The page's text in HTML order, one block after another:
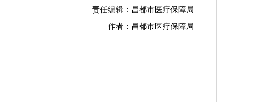
责任编辑：昌都市医疗保障局
作者：昌都市医疗保障局